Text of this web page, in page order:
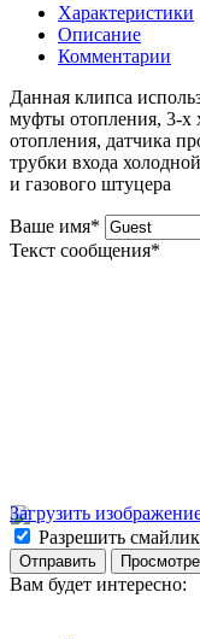
Характеристики
Описание
Комментарии
Данная клипса
муфты отопления, 3-х
отопления, датчика
трубки входа
и газового штуцера
Ваше имя*
Текст сообщения*
Загрузить
Разрешить
Вам будет интересно: